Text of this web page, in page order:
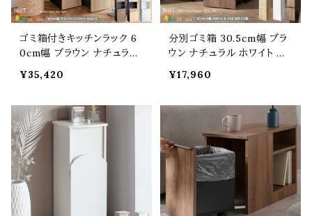
ゴミ箱付きキッチンラック 6
0cm幅 ブラウン ナチュラル
ジラック レンジ台 キャスター
北欧 モダン スタイリッシュ
2口コンセント付き 可動棚
オープン収納 扉付き収納
引き出し収納 幅60cm 奥行
42cm 高さ170cm 収納
¥35,420
分別ゴミ箱 30.5cm幅 ブラ
ウン ナチュラル ホワイト 扉
おすすめ おしゃれ 北欧 モ
ー付きゴミ箱 20リットルゴミ
袋対応 30リットルゴミ袋対
応 キッチン リビング ダスト
ボックス 幅30.5cm 奥行30
cm 高さ100cm ゴミ箱
¥17,960